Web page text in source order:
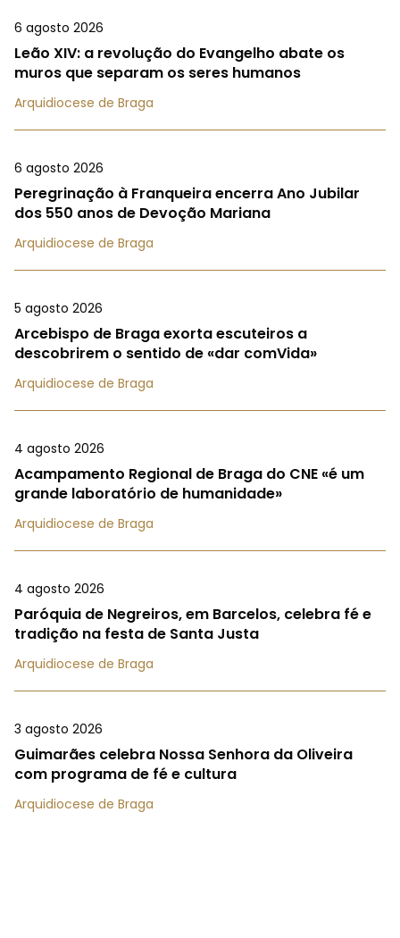
6 agosto 2026
Leão XIV: a revolução do Evangelho abate os
muros que separam os seres humanos
Arquidiocese de Braga
6 agosto 2026
Peregrinação à Franqueira encerra Ano Jubilar
dos 550 anos de Devoção Mariana
Arquidiocese de Braga
5 agosto 2026
Arcebispo de Braga exorta escuteiros a
descobrirem o sentido de «dar comVida»
Arquidiocese de Braga
4 agosto 2026
Acampamento Regional de Braga do CNE «é um
grande laboratório de humanidade»
Arquidiocese de Braga
4 agosto 2026
Paróquia de Negreiros, em Barcelos, celebra fé e
tradição na festa de Santa Justa
Arquidiocese de Braga
3 agosto 2026
Guimarães celebra Nossa Senhora da Oliveira
com programa de fé e cultura
Arquidiocese de Braga